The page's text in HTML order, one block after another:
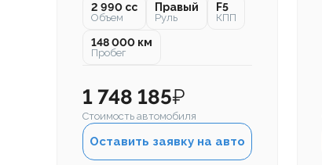
2 990 cc
Объем
Правый
Руль
F5
КПП
148 000 км
Пробег
1 748 185₽
Стоимость автомобиля
Оставить заявку на авто